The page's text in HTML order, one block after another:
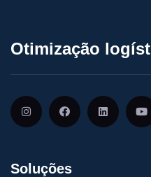
Otimização
Soluções